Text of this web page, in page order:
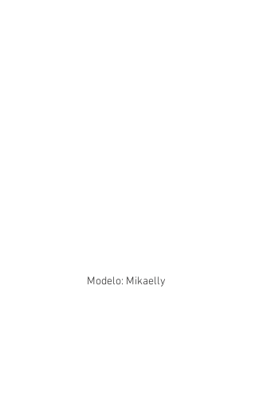
Modelo: Mikaelly